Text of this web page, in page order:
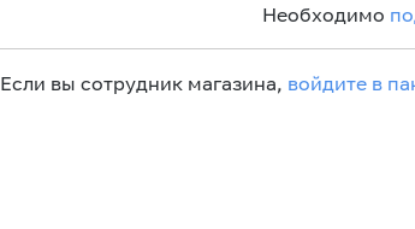
Необходимо
Если вы сотрудник магазина, войдите в